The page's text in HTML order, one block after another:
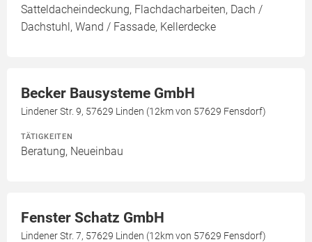
Satteldacheindeckung, Flachdacharbeiten, Dach /
Dachstuhl, Wand / Fassade, Kellerdecke
Becker Bausysteme GmbH
Lindener Str. 9, 57629 Linden (12km von 57629 Fensdorf)
TÄTIGKEITEN
Beratung, Neueinbau
Fenster Schatz GmbH
Lindener Str. 7, 57629 Linden (12km von 57629 Fensdorf)